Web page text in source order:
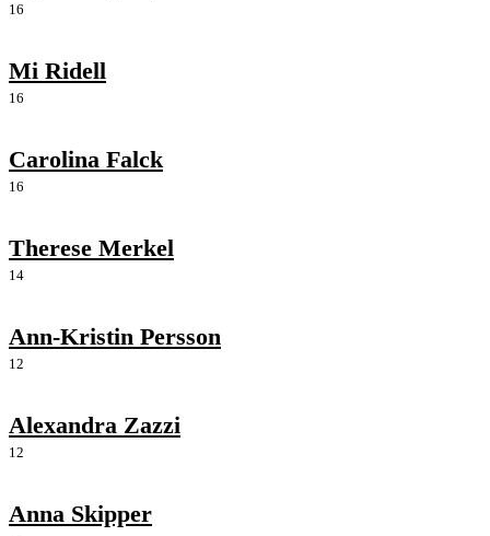
16
Mi Ridell
16
Carolina Falck
16
Therese Merkel
14
Ann-Kristin Persson
12
Alexandra Zazzi
12
Anna Skipper